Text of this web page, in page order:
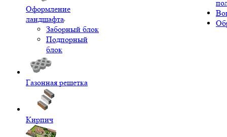
Оформление
ландшафта
Заборный блок
Подпорный
блок
Газонная решетка
Кирпич